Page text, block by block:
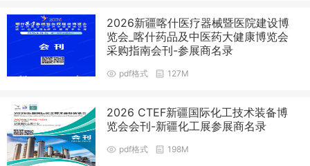
2026新疆喀什医疗器械暨医院建设博
览会_喀什药品及中医药大健康博览会
采购指南会刊-参展商名录
pdf格式 127M
2026 CTEF新疆国际化工技术装备博
览会会刊-新疆化工展参展商名录
pdf格式 198M